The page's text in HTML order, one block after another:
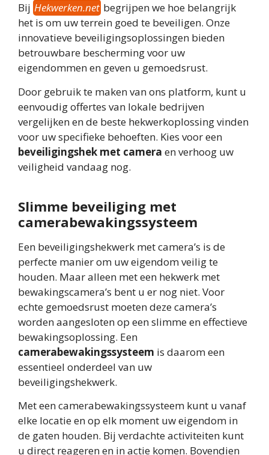
Bij Hekwerken.net begrijpen we hoe belangrijk
het is om uw terrein goed te beveiligen. Onze
innovatieve beveiligingsoplossingen bieden
betrouwbare bescherming voor uw
eigendommen en geven u gemoedsrust.
Door gebruik te maken van ons platform, kunt u
eenvoudig offertes van lokale bedrijven
vergelijken en de beste hekwerkoplossing vinden
voor uw specifieke behoeften. Kies voor een
beveiligingshek met camera en verhoog uw
veiligheid vandaag nog.
Slimme beveiliging met
camerabewakingssysteem
Een beveiligingshekwerk met camera’s is de
perfecte manier om uw eigendom veilig te
houden. Maar alleen met een hekwerk met
bewakingscamera’s bent u er nog niet. Voor
echte gemoedsrust moeten deze camera’s
worden aangesloten op een slimme en effectieve
bewakingsoplossing. Een
camerabewakingssysteem is daarom een
essentieel onderdeel van uw
beveiligingshekwerk.
Met een camerabewakingssysteem kunt u vanaf
elke locatie en op elk moment uw eigendom in
de gaten houden. Bij verdachte activiteiten kunt
u direct reageren en in actie komen. Bovendien